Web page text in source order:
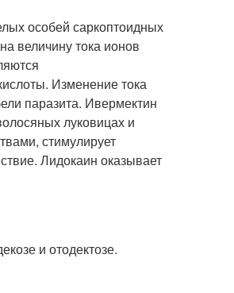
особей саркоптоидных
величину тока ионов
Изменение тока
паразита. Ивермектин
луковицах и
стимулирует
Лидокаин оказывает
и отодектозе.